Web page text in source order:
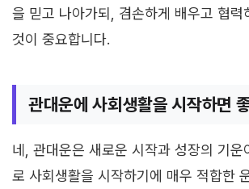
을 믿고 나아가되, 겸손하게 배우고 협력
것이 중요합니다.
관대운에 사회생활을 시작하면
네, 관대운은 새로운 시작과 성장의 기운
로 사회생활을 시작하기에 매우 적합한